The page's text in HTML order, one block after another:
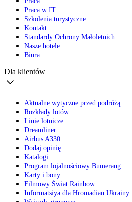
Praca w IT
Szkolenia turystyczne
Kontakt
Standardy Ochrony Małoletnich
Nasze hotele
Biura
Dla klientów
Aktualne wytyczne przed podróżą
Rozkłady lotów
Linie lotnicze
Dreamliner
Airbus A330
Dodaj opinię
Katalogi
Program lojalnościowy Bumerang
Karty i bony
Filmowy Świat Rainbow
Informatsiya dla Hromadian Ukrainy